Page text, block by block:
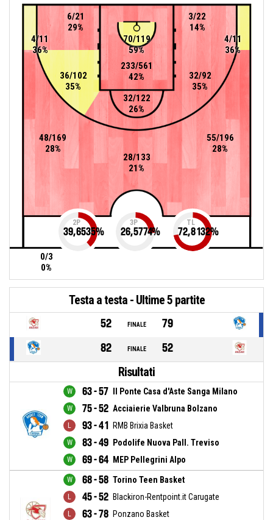
32/122
26%
36/102
35%
6/21
29%
32/92
35%
3/22
14%
233/561
42%
70/119
59%
0/3
0%
28/133
21%
48/169
28%
4/11
36%
55/196
28%
4/11
36%
2P
39,6535%
3P
26,5774%
TL
72,8132%
Testa a testa - Ultime 5 partite
52 FINALE
79
82
FINALE 52
Risultati
63 - 57 Il Ponte Casa d'Aste Sanga Milano
75 - 52 Acciaierie Valbruna Bolzano
93 - 41 RMB Brixia Basket
83 - 49 Podolife Nuova Pall. Treviso
69 - 64 MEP Pellegrini Alpo
68 - 58 Torino Teen Basket
45 - 52 Blackiron-Rentpoint.it Carugate
63 - 78 Ponzano Basket